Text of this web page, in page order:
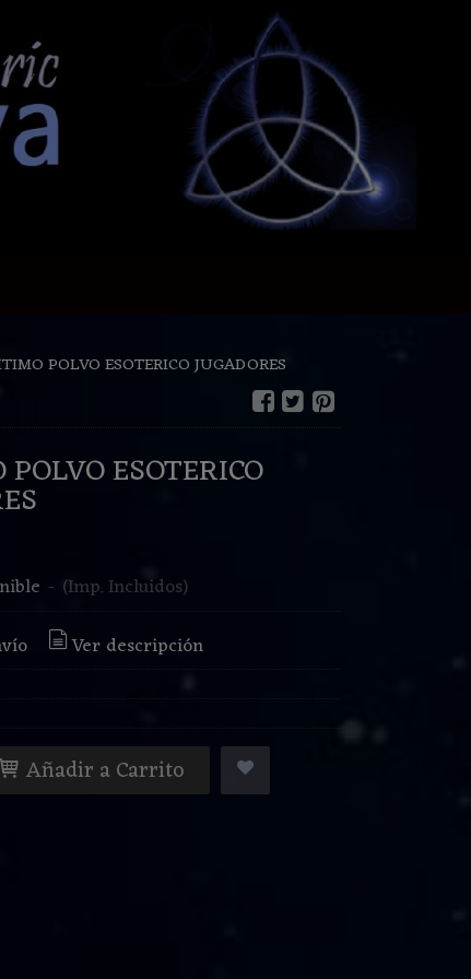
POLVO ESOTERICO JUGADORES
ESOTERICO
- (Imp. Incluidos)
Ver descripción
Añadir a Carrito